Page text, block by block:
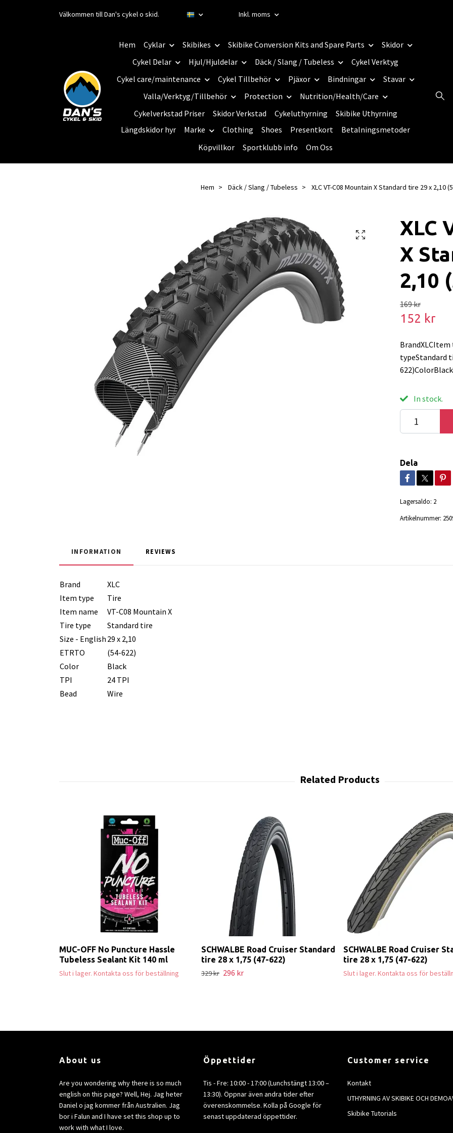
Välkommen till Dan's cykel o skid. Inkl. moms
Hem Cyklar Skibikes Skibike Conversion Kits and Spare Parts
Skidor
Cykel Delar
Hjul/Hjuldelar Däck / Slang / Tubeless
Cykel Verktyg
Cykel care/maintenance
Cykel Tillbehör Pjäxor Bindningar
Stavar
Valla/Verktyg/Tillbehör
Protection
Nutrition/Health/Care
Cykelverkstad Priser
Skidor Verkstad Cykeluthyrning
Skibike Uthyrning
Längdskidor hyr
Marke Clothing Shoes Presentkort
Betalningsmetoder
Köpvillkor
Sportklubb info Om Oss
Hem Däck / Slang / Tubeless XLC VT-C08 Mountain X Standard tire 29 x 2,10
XLC
X
2,10
169 kr
152 kr
typeStandard
In stock.
Dela
Lagersaldo: 2
Artikelnummer:
INFORMATION REVIEWS
Brand
XLC
Item type
Tire
Item name
VT-C08 Mountain X
Tire type
Standard tire
Size - English 29 x 2,10
ETRTO
(54-622)
Color
Black
TPI
24 TPI
Bead
Wire
MUC-OFF No Puncture Hassle
Tubeless Sealant Kit 140 ml
Slut i lager. Kontakta oss för beställning
SCHWALBE Road Cruiser Standard
tire 28 x 1,75 (47-622)
329 kr 296 kr
SCHWALBE Road Cruiser
tire 28 x 1,75 (47-622)
Slut i lager. Kontakta oss för
About us
Are you wondering why there is so much
english on this page? Well, Hej. Jag heter
Daniel o jag kommer från Australien. Jag
bor i Falun and I have set this shop up to
work with what I love.
Öppettider
Tis - Fre: 10:00 - 17:00 (Lunchstängt 13:00 –
13:30). Öppnar även andra tider efter
överenskommelse. Kolla på Google för
senast uppdaterad öppettider.
Customer service
Kontakt
UTHYRNING AV SKIBIKE OCH
Skibike Tutorials